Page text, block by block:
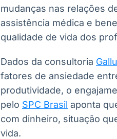
mudanças nas relações
assistência médica e
qualidade de vida dos
Dados da consultoria
fatores de ansiedade
produtividade, o
pelo SPC Brasil aponta
com dinheiro, situação
vida.